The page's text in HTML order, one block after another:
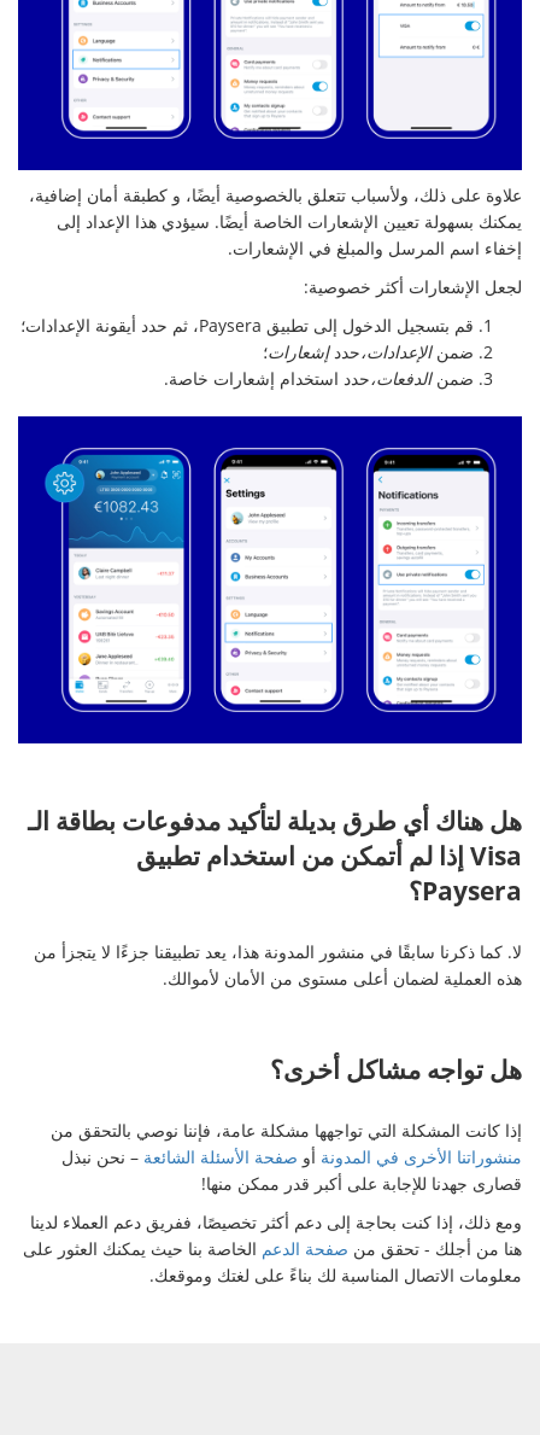
علاوة على ذلك، ولأسباب تتعلق بالخصوصية أيضًا، و كطبقة أمان إضافية،
يمكنك بسهولة تعيين الإشعارات الخاصة أيضًا. سيؤدي هذا الإعداد إلى
إخفاء اسم المرسل والمبلغ في الإشعارات.
لجعل الإشعارات أكثر خصوصية:
قم بتسجيل الدخول إلى تطبيق Paysera، ثم حدد أيقونة الإعدادات؛
ضمنالإعدادات،حددإشعارات؛
ضمنالدفعات،حدد استخدام إشعارات خاصة.
هل هناك أي طرق بديلة لتأكيد مدفوعات بطاقة الـ
Visa إذا لم أتمكن من استخدام تطبيق
Paysera؟
لا. كما ذكرنا سابقًا في منشور المدونة هذا، يعد تطبيقنا جزءًا لا يتجزأ من
هذه العملية لضمان أعلى مستوى من الأمان لأموالك.
هل تواجه مشاكل أخرى؟
إذا كانت المشكلة التي تواجهها مشكلة عامة، فإننا نوصي بالتحقق من
منشوراتنا الأخرى في المدونة أو صفحة الأسئلة الشائعة – نحن نبذل
قصارى جهدنا للإجابة على أكبر قدر ممكن منها!
ومع ذلك، إذا كنت بحاجة إلى دعم أكثر تخصيصًا، ففريق دعم العملاء لدينا
هنا من أجلك - تحقق من صفحة الدعم الخاصة بنا حيث يمكنك العثور على
معلومات الاتصال المناسبة لك بناءً على لغتك وموقعك.